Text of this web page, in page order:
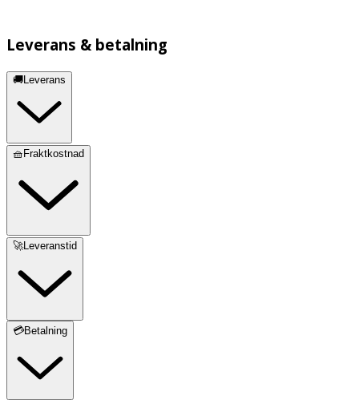
Leverans & betalning
🚚Leverans
🧺Fraktkostnad
🚀Leveranstid
💳Betalning